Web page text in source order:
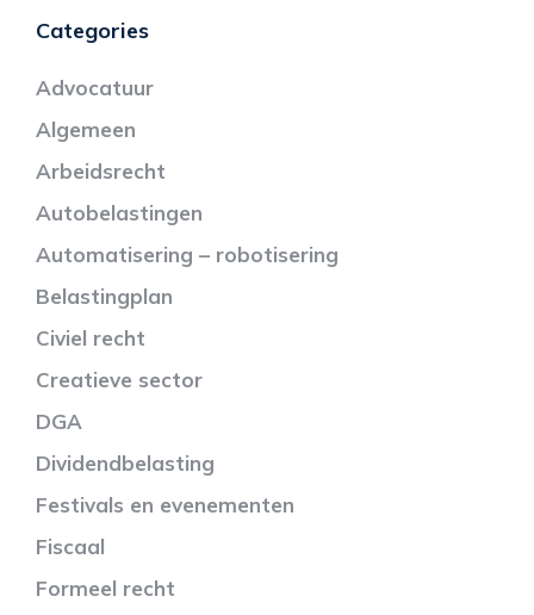
Categories
Advocatuur
Algemeen
Arbeidsrecht
Autobelastingen
Automatisering – robotisering
Belastingplan
Civiel recht
Creatieve sector
DGA
Dividendbelasting
Festivals en evenementen
Fiscaal
Formeel recht